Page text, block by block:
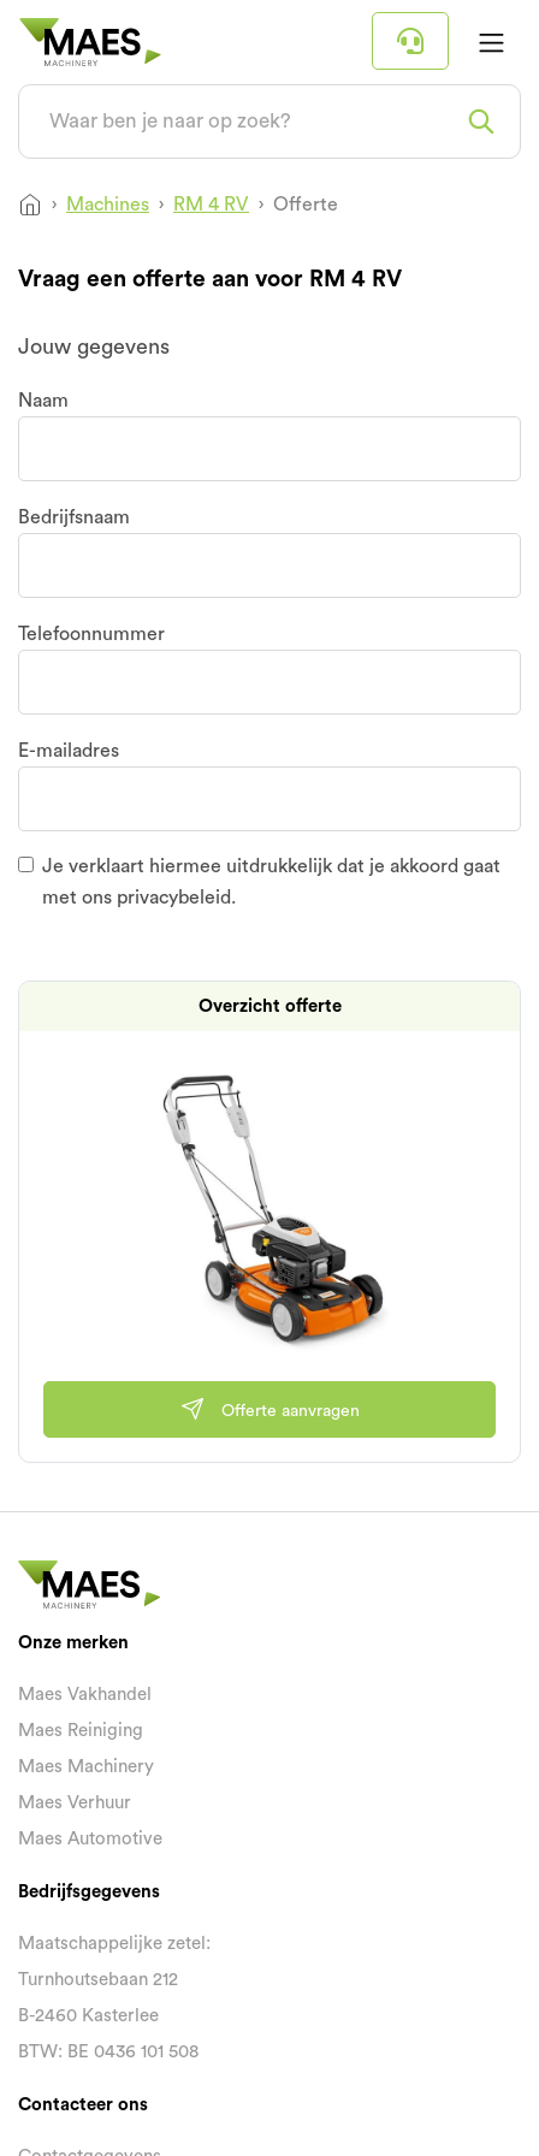
Machines RM 4 RV Offerte
Vraag een offerte aan voor RM 4 RV
Jouw gegevens
Naam
Bedrijfsnaam
Telefoonnummer
E-mailadres
Je verklaart hiermee uitdrukkelijk dat je akkoord gaat
met ons privacybeleid.
Overzicht offerte
Offerte aanvragen
Onze merken
Maes Vakhandel
Maes Reiniging
Maes Machinery
Maes Verhuur
Maes Automotive
Bedrijfsgegevens
Maatschappelijke zetel:
Turnhoutsebaan 212
B-2460 Kasterlee
BTW: BE 0436 101 508
Contacteer ons